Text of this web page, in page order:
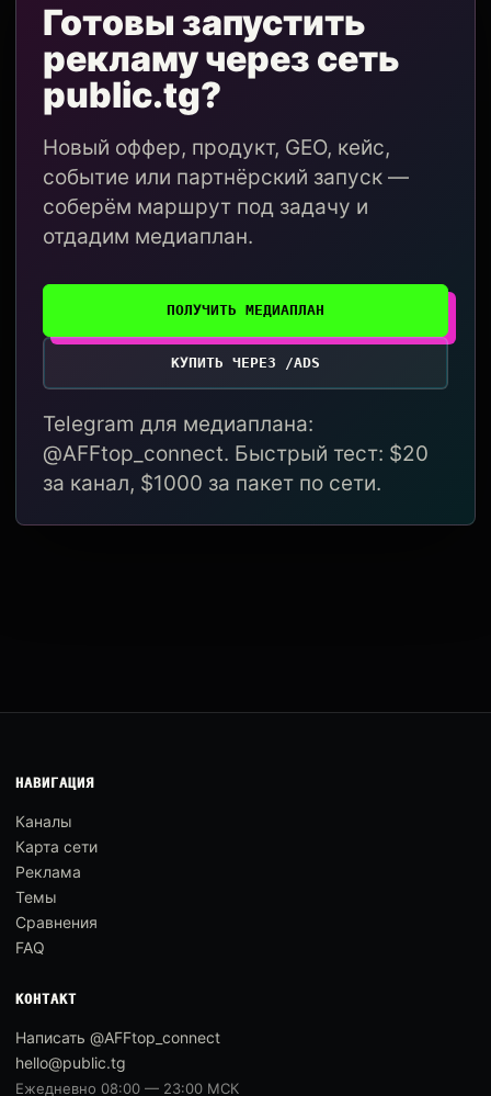
Готовы запустить
рекламу через сеть
public.tg?
Новый оффер, продукт, GEO, кейс,
событие или партнёрский запуск —
соберём маршрут под задачу и
отдадим медиаплан.
ПОЛУЧИТЬ МЕДИАПЛАН
КУПИТЬ ЧЕРЕЗ /ADS
Telegram для медиаплана:
@AFFtop_connect. Быстрый тест: $20
за канал, $1000 за пакет по сети.
НАВИГАЦИЯ
Каналы
Карта сети
Реклама
Темы
Сравнения
FAQ
КОНТАКТ
Написать @AFFtop_connect
hello@public.tg
Ежедневно 08:00 — 23:00 МСК